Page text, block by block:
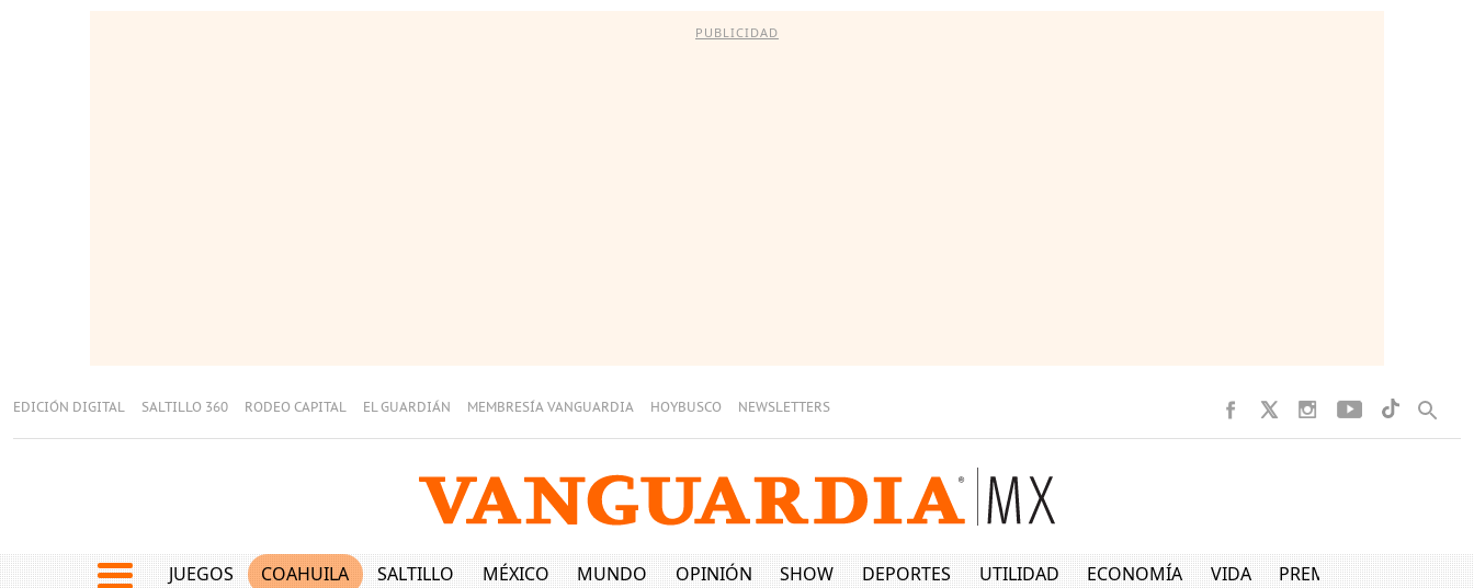
PUBLICIDAD
EDICIÓN DIGITAL SALTILLO 360 RODEO CAPITAL EL GUARDIÁN MEMBRESÍA VANGUARDIA HOYBUSCO NEWSLETTERS
JUEGOS COAHUILA SALTILLO MÉXICO MUNDO OPINIÓN SHOW DEPORTES UTILIDAD ECONOMÍA VIDA PREMIUM